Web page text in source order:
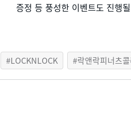
증정 등 풍성한 이벤트도 진행
LOCKNLOCK 락앤락피너츠